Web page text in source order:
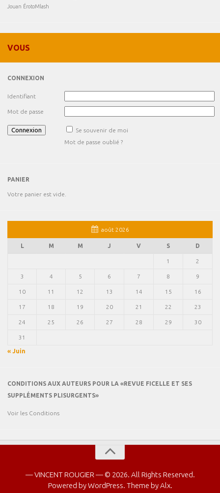
Jouan ÉrotoMlash
VOUS
CONNEXION
Identifiant
Mot de passe
Se souvenir de moi
Mot de passe oublié ?
PANIER
Votre panier est vide.
août 2026
L M M J V S D
1 2
3 4 5 6 7 8 9
10 11 12 13 14 15 16
17 18 19 20 21 22 23
24 25 26 27 28 29 30
31
« Juin
CONDITIONS AUX AUTEURS POUR LA «REVUE FICELLE ET SES
SUPPLÉMENTS PLISURGENTS»
Voir les Conditions
— VINCENT ROUGIER — © 2026. All Rights Reserved.
Powered byWordPress. Theme byAlx.